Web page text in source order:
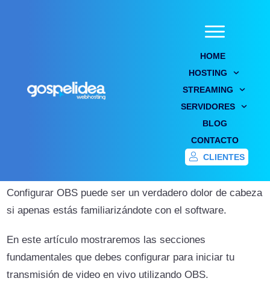
HOME
HOSTING
STREAMING
SERVIDORES
BLOG
CONTACTO
CLIENTES
Configurar OBS para video online
Configurar OBS puede ser un verdadero dolor de cabeza
si apenas estás familiarizándote con el software.
En este artículo mostraremos las secciones
fundamentales que debes configurar para iniciar tu
transmisión de video en vivo utilizando OBS.